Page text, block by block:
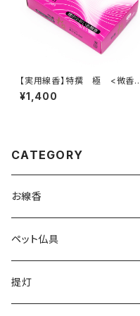
【実用線香】特撰 極 <微香・
微煙> 紫色 家庭用 バラ詰
め 『御霊前・お彼岸・お盆のお
¥1,400
CATEGORY
お線香
実用線香
進物用線香
ペット仏具
提灯